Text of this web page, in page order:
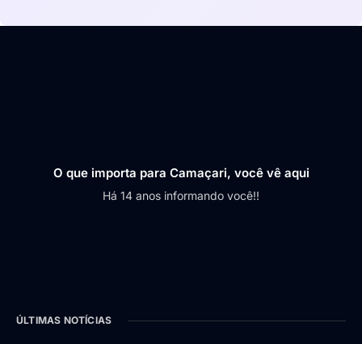
O que importa para Camaçari, você vê aqui
Há 14 anos informando você!!
ÚLTIMAS NOTÍCIAS